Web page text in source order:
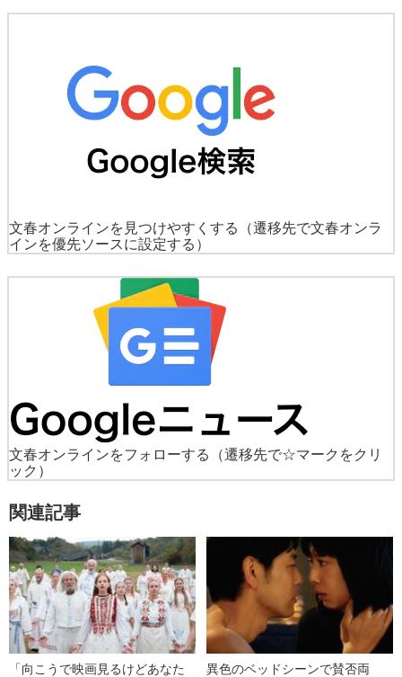
文春オンラインを見つけやすくする
（遷移先で文春オンラ
インを優先ソースに設定する）
文春オンラインをフォローする
（遷移先で☆マークをクリ
ック）
関連記事
「向こうで映画見るけどあなた
異色のベッドシーンで賛否両